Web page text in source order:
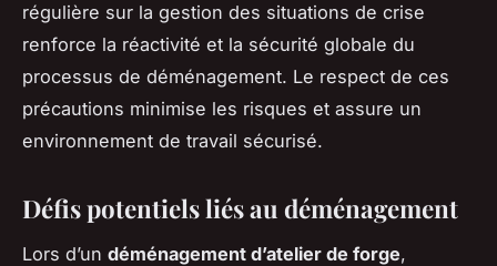
régulière sur la gestion des situations de crise
renforce la réactivité et la sécurité globale du
processus de déménagement. Le respect de ces
précautions minimise les risques et assure un
environnement de travail sécurisé.
Défis potentiels liés au déménagement
Lors d’un déménagement d’atelier de forge,